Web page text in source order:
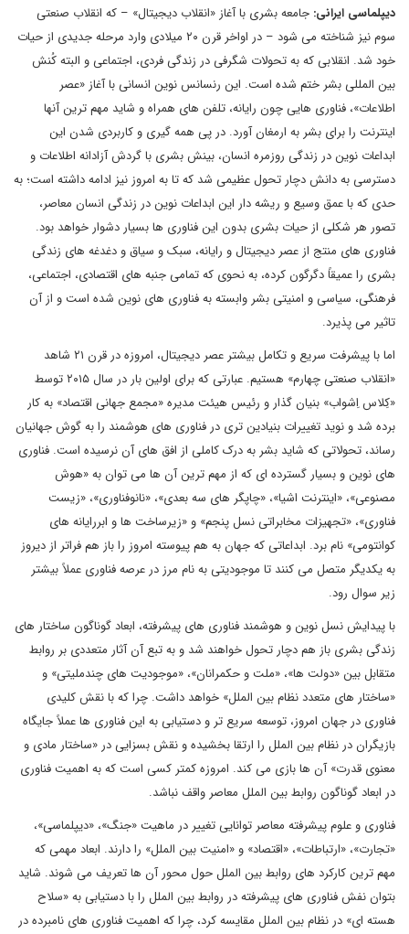
دیپلماسی ایرانی: جامعه بشری با آغاز «انقلاب دیجیتال» – که انقلاب صنعتی
سوم نیز شناخته می شود – در اواخر قرن ۲۰ میلادی وارد مرحله جدیدی از حیات
خود شد. انقلابی که به تحولات شگرفی در زندگی فردی، اجتماعی و البته کُنش
بین المللی بشر ختم شده است. این رنسانس نوین انسانی با آغاز «عصر
اطلاعات»، فناوری هایی چون رایانه، تلفن های همراه و شاید مهم ترین آنها
اینترنت را برای بشر به ارمغان آورد. در پی همه گیری و کاربردی شدن این
ابداعات نوین در زندگی روزمره انسان، بینش بشری با گردش آزادانه اطلاعات و
دسترسی به دانش دچار تحول عظیمی شد که تا به امروز نیز ادامه داشته است؛ به
حدی که با عمق وسیع و ریشه دار این ابداعات نوین در زندگی انسان معاصر،
تصور هر شکلی از حیات بشری بدون این فناوری ها بسیار دشوار خواهد بود.
فناوری های منتج از عصر دیجیتال و رایانه، سبک و سیاق و دغدغه های زندگی
بشری را عمیقاً دگرگون کرده، به نحوی که تمامی جنبه های اقتصادی، اجتماعی،
فرهنگی، سیاسی و امنیتی بشر وابسته به فناوری های نوین شده است و از آن
تاثیر می پذیرد.
اما با پیشرفت سریع و تکامل بیشتر عصر دیجیتال، امروزه در قرن ۲۱ شاهد
«انقلاب صنعتی چهارم» هستیم. عبارتی که برای اولین بار در سال ۲۰۱۵ توسط
«کِلاس اِشواب» بنیان گذار و رئیس هیئت مدیره «مجمع جهانی اقتصاد» به کار
برده شد و نوید تغییرات بنیادین تری در فناوری های هوشمند را به گوش جهانیان
رساند، تحولاتی که شاید بشر به درک کاملی از افق های آن نرسیده است. فناوری
های نوین و بسیار گسترده ای که از مهم ترین آن ها می توان به «هوش
مصنوعی»، «اینترنت اشیا»، «چاپگر های سه بعدی»، «نانوفناوری»، «زیست
فناوری»، «تجهیزات مخابراتی نسل پنجم» و «زیرساخت ها و ابررایانه های
کوانتومی» نام برد. ابداعاتی که جهان به هم پیوسته امروز را باز هم فراتر از دیروز
به یکدیگر متصل می کنند تا موجودیتی به نام مرز در عرصه فناوری عملاً بیشتر
زیر سوال رود.
با پیدایش نسل نوین و هوشمند فناوری های پیشرفته، ابعاد گوناگون ساختار های
زندگی بشری باز هم دچار تحول خواهند شد و به تبع آن آثار متعددی بر روابط
متقابل بین «دولت ها»، «ملت و حکمرانان»، «موجودیت های چندملیتی» و
«ساختار های متعدد نظام بین الملل» خواهد داشت. چرا که با نقش کلیدی
فناوری در جهان امروز، توسعه سریع تر و دستیابی به این فناوری ها عملاً جایگاه
بازیگران در نظام بین الملل را ارتقا بخشیده و نقش بسزایی در «ساختار مادی و
معنوی قدرت» آن ها بازی می کند. امروزه کمتر کسی است که به اهمیت فناوری
در ابعاد گوناگون روابط بین الملل معاصر واقف نباشد.
فناوری و علوم پیشرفته معاصر توانایی تغییر در ماهیت «جنگ»، «دیپلماسی»،
«تجارت»، «ارتباطات»، «اقتصاد» و «امنیت بین الملل» را دارند. ابعاد مهمی که
مهم ترین کارکرد های روابط بین الملل حول محور آن ها تعریف می شوند. شاید
بتوان نفش فناوری های پیشرفته در روابط بین الملل را با دستیابی به «سلاح
هسته ای» در نظام بین الملل مقایسه کرد، چرا که اهمیت فناوری های نامبرده در